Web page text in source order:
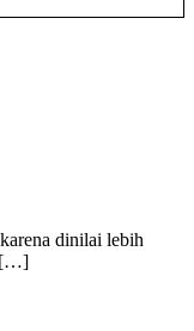
dinilai lebih
[…]